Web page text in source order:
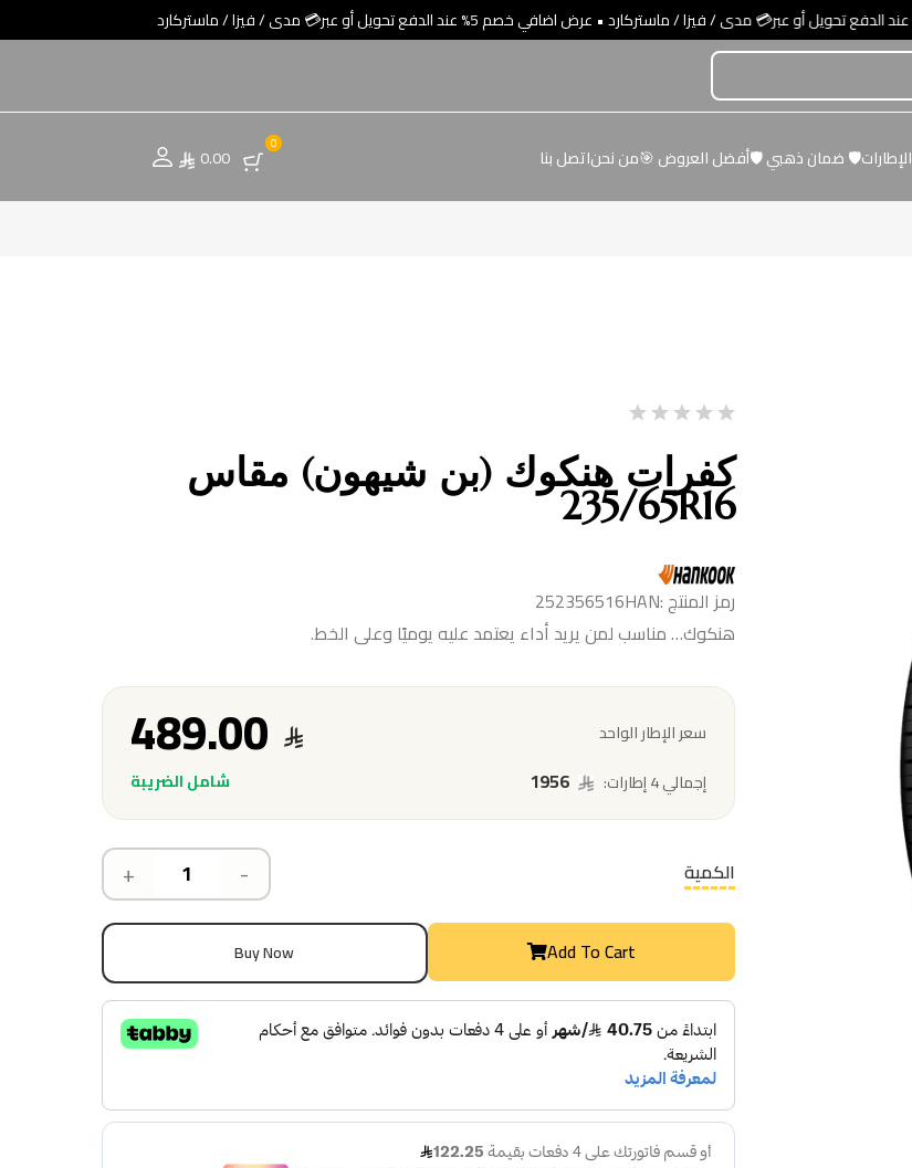
الإطارات🛡️ ضمان ذهبي 🛡️أفضل العروض 🎯من نحناتصل بنا 0
0.00
كفرات هنكوك (بن شيهون) مقاس
235/65R16
رمز المنتج :252356516HAN
هنكوك… مناسب لمن يريد أداء يعتمد عليه يوميًا وعلى الخط.
سعر الإطار الواحد
شامل الضريبة
إجمالي 4 إطارات: 1956
-
+ الكمية
Add To Cart
Buy Now